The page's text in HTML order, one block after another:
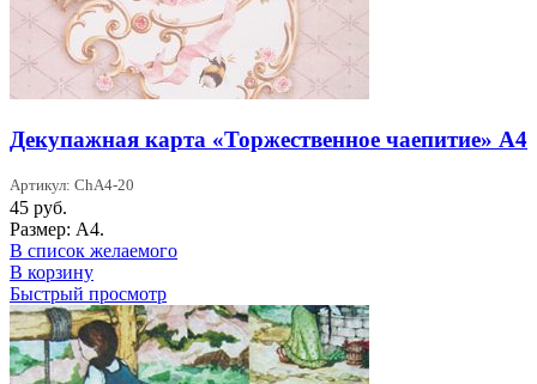
Декупажная карта «Торжественное чаепитие» А4
Артикул: ChA4-20
45 руб.
Размер: А4.
В список желаемого
В корзину
Быстрый просмотр